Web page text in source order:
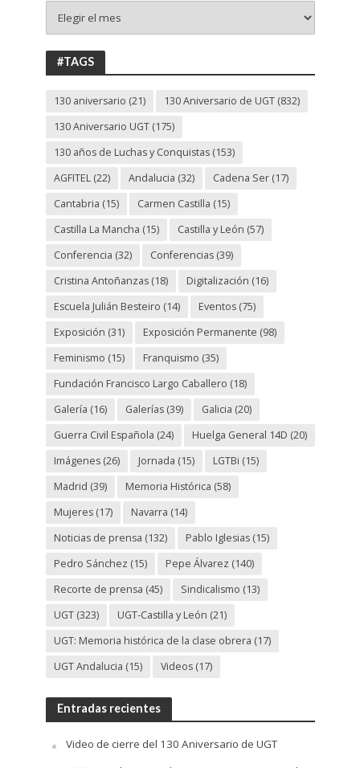
130
ANIVERSARIO
UGT
#TAGS
130 aniversario (21) 130 Aniversario de UGT(832)
130 Aniversario UGT(175)
130 años de Luchas y Conquistas(153)
AGFITEL(22) Andalucia (32) Cadena Ser(17)
Cantabria (15) Carmen Castilla (15)
Castilla La Mancha (15) Castilla y León (57)
Conferencia (32) Conferencias(39)
Cristina Antoñanzas(18) Digitalización (16)
Escuela Julián Besteiro (14) Eventos(75)
Exposición (31) Exposición Permanente (98)
Feminismo (15) Franquismo (35)
Fundación Francisco Largo Caballero (18)
Galería (16) Galerías(39) Galicia (20)
Guerra Civil Española (24) Huelga General 14D (20)
Imágenes(26) Jornada (15) LGTBi (15)
Madrid (39) Memoria Histórica (58)
Mujeres(17) Navarra (14)
Noticias de prensa (132) Pablo Iglesias(15)
Pedro Sánchez (15) Pepe Álvarez (140)
Recorte de prensa (45) Sindicalismo (13)
UGT(323) UGT-Castilla y León (21)
UGT: Memoria histórica de la clase obrera (17)
UGT Andalucia (15) Videos(17)
Entradas recientes
Video de cierre del 130 Aniversario de UGT